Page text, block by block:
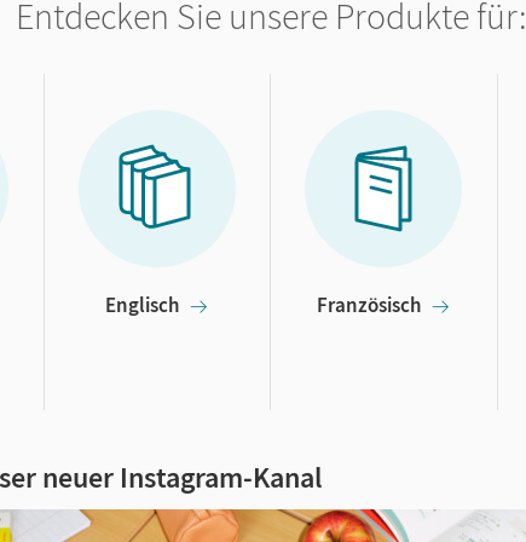
Entdecken Sie unsere Produkte für:
Englisch Französisch
neuer Instagram-Kanal